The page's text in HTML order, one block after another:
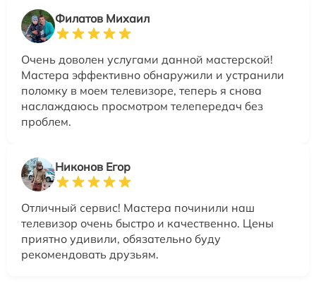
Филатов Михаил
Очень доволен услугами данной мастерской!
Мастера эффективно обнаружили и устранили
поломку в моем телевизоре, теперь я снова
наслаждаюсь просмотром телепередач без
проблем.
Никонов Егор
Отличный сервис! Мастера починили наш
телевизор очень быстро и качественно. Цены
приятно удивили, обязательно буду
рекомендовать друзьям.